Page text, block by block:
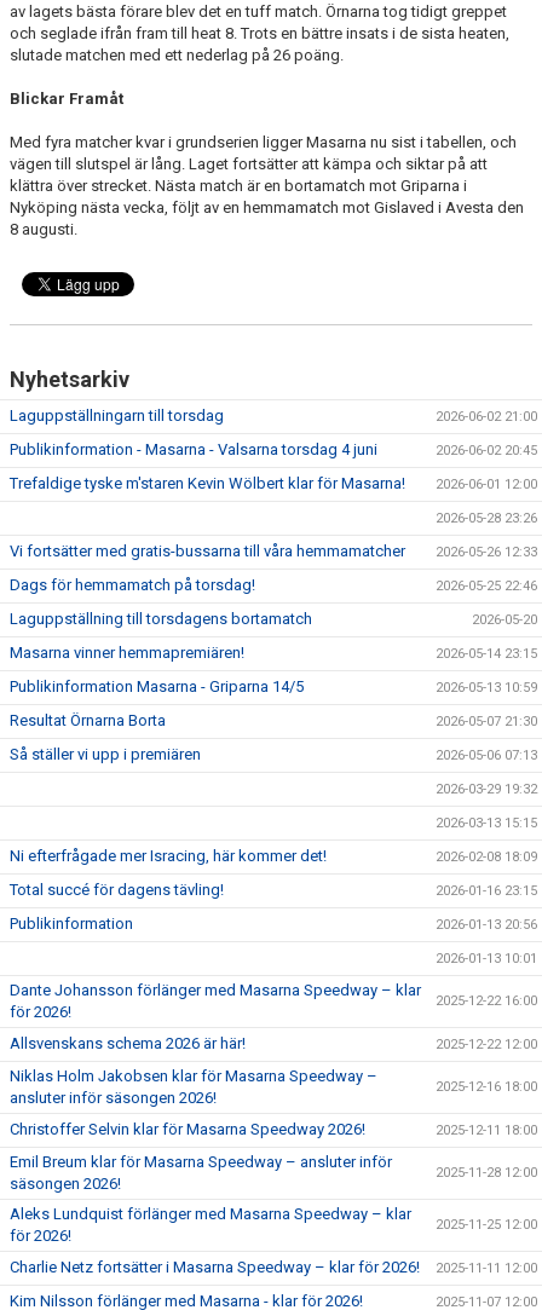
av lagets bästa förare blev det en tuff match. Örnarna tog tidigt greppet
och seglade ifrån fram till heat 8. Trots en bättre insats i de sista heaten,
slutade matchen med ett nederlag på 26 poäng.
Blickar Framåt
Med fyra matcher kvar i grundserien ligger Masarna nu sist i tabellen, och
vägen till slutspel är lång. Laget fortsätter att kämpa och siktar på att
klättra över strecket. Nästa match är en bortamatch mot Griparna i
Nyköping nästa vecka, följt av en hemmamatch mot Gislaved i Avesta den
8 augusti.
Nyhetsarkiv
Laguppställningarn till torsdag 2026-06-02 21:00
Publikinformation - Masarna - Valsarna torsdag 4 juni 2026-06-02 20:45
Trefaldige tyske m'staren Kevin Wölbert klar för Masarna! 2026-06-01 12:00
2026-05-28 23:26
Vi fortsätter med gratis-bussarna till våra hemmamatcher 2026-05-26 12:33
Dags för hemmamatch på torsdag! 2026-05-25 22:46
Laguppställning till torsdagens bortamatch 2026-05-20
Masarna vinner hemmapremiären! 2026-05-14 23:15
Publikinformation Masarna - Griparna 14/5 2026-05-13 10:59
Resultat Örnarna Borta 2026-05-07 21:30
Så ställer vi upp i premiären 2026-05-06 07:13
2026-03-29 19:32
2026-03-13 15:15
Ni efterfrågade mer Isracing, här kommer det! 2026-02-08 18:09
Total succé för dagens tävling! 2026-01-16 23:15
Publikinformation 2026-01-13 20:56
2026-01-13 10:01
Dante Johansson förlänger med Masarna Speedway – klar
för 2026!
2025-12-22 16:00
Allsvenskans schema 2026 är här! 2025-12-22 12:00
Niklas Holm Jakobsen klar för Masarna Speedway –
ansluter inför säsongen 2026!
2025-12-16 18:00
Christoffer Selvin klar för Masarna Speedway 2026! 2025-12-11 18:00
Emil Breum klar för Masarna Speedway – ansluter inför
säsongen 2026!
2025-11-28 12:00
Aleks Lundquist förlänger med Masarna Speedway – klar
för 2026!
2025-11-25 12:00
Charlie Netz fortsätter i Masarna Speedway – klar för 2026! 2025-11-11 12:00
Kim Nilsson förlänger med Masarna - klar för 2026! 2025-11-07 12:00